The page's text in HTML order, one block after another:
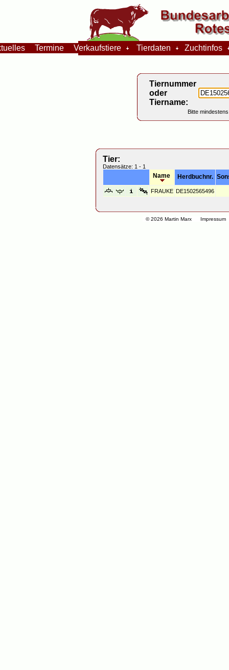
© 2026 Martin Marx Impressum
Termine Verkaufstiere Tierdaten Zuchtinfos
Tiernummer
oder
Tiername:
Bitte
Tier:
Datensätze: 1 - 1
Name Herdbuchnr.
FRAUKE DE1502565496